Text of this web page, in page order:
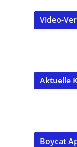
Video-
Aktuelle
Boycat